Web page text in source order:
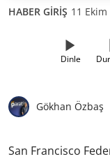
HABER GİRİŞ 11 Ekim
Dinle
Gökhan Özbaş
San Francisco